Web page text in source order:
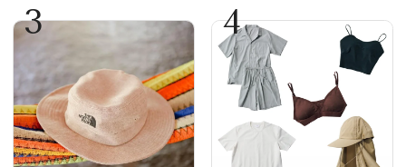
ム
をレビュー。【それい
け！ 良品ハンター】
3 4